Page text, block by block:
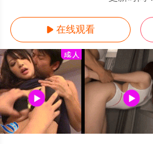
 在线观看